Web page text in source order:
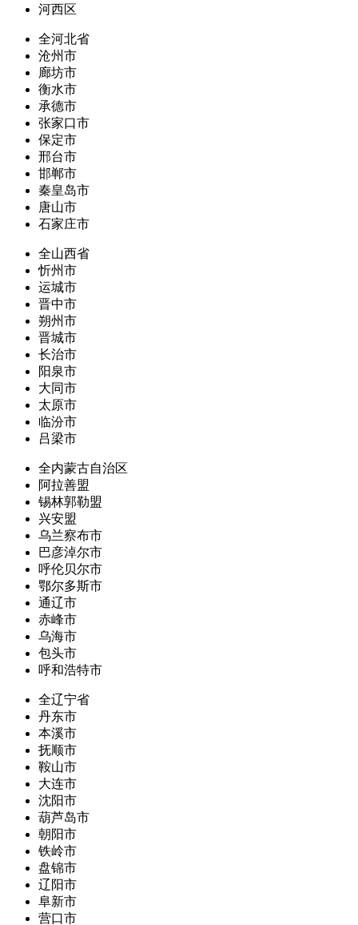
河西区
全河北省
沧州市
廊坊市
衡水市
承德市
张家口市
保定市
邢台市
邯郸市
秦皇岛市
唐山市
石家庄市
全山西省
忻州市
运城市
晋中市
朔州市
晋城市
长治市
阳泉市
大同市
太原市
临汾市
吕梁市
全内蒙古自治区
阿拉善盟
锡林郭勒盟
兴安盟
乌兰察布市
巴彦淖尔市
呼伦贝尔市
鄂尔多斯市
通辽市
赤峰市
乌海市
包头市
呼和浩特市
全辽宁省
丹东市
本溪市
抚顺市
鞍山市
大连市
沈阳市
葫芦岛市
朝阳市
铁岭市
盘锦市
辽阳市
阜新市
营口市